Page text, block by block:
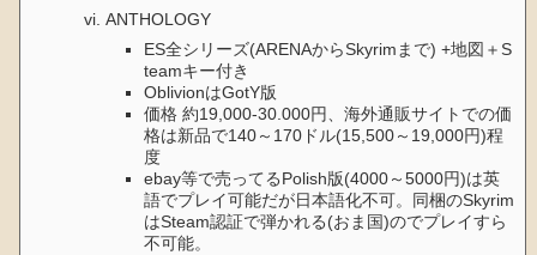
ANTHOLOGY
ES全シリーズ(ARENAからSkyrimまで) +地図＋S
teamキー付き
OblivionはGotY版
価格 約19,000-30.000円、海外通販サイトでの価
格は新品で140～170ドル(15,500～19,000円)程
度
ebay等で売ってるPolish版(4000～5000円)は英
語でプレイ可能だが日本語化不可。同梱のSkyrim
はSteam認証で弾かれる(おま国)のでプレイすら
不可能。